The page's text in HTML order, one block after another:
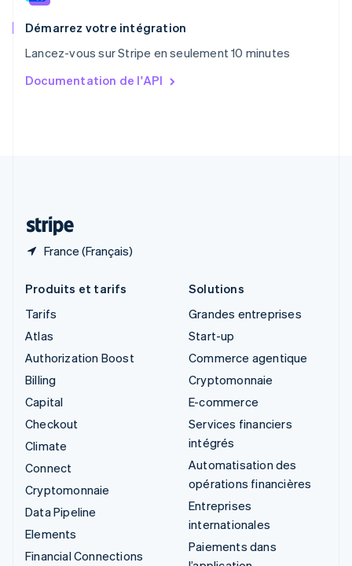
Démarrez votre intégration
Lancez-vous sur Stripe en seulement 10 minutes
Documentation de l'API
France (Français)
Royaume-Uni
English
English简体中文
English
Produits et tarifs
Tarifs
Atlas
Authorization Boost
Billing
Capital
Checkout
Climate
Connect
Cryptomonnaie
Data Pipeline
Elements
Financial Connections
Solutions
Grandes entreprises
Start-up
Commerce agentique
Cryptomonnaie
E-commerce
Services financiers
intégrés
Automatisation des
opérations financières
Entreprises
internationales
Paiements dans